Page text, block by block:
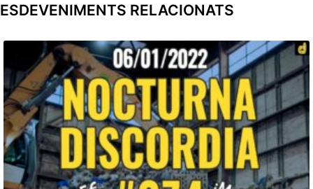
ESDEVENIMENTS RELACIONATS